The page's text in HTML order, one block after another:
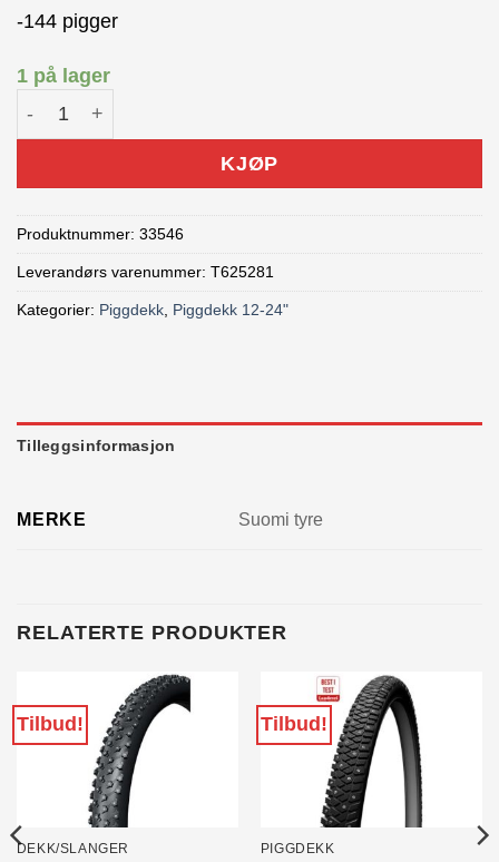
-144 pigger
1 på lager
Suomi M&G w144 24 x 1.75 Piggdekk reflex antall
KJØP
Produktnummer: 33546
Leverandørs varenummer: T625281
Kategorier: Piggdekk Piggdekk 12-24"
Tilleggsinformasjon
MERKE Suomi tyre
RELATERTE PRODUKTER
Tilbud!
DEKK/SLANGER
Tilbud!
PIGGDEKK